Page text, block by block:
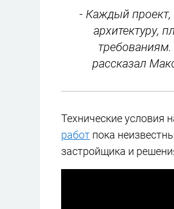
- Каждый проект,
архитектуру,
рассказал
Технические условия
работ пока
застройщика и